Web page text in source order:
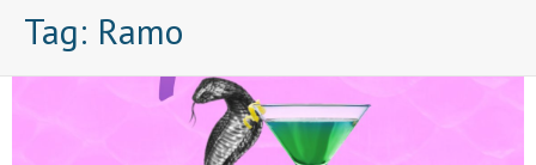
Tag: Ramo